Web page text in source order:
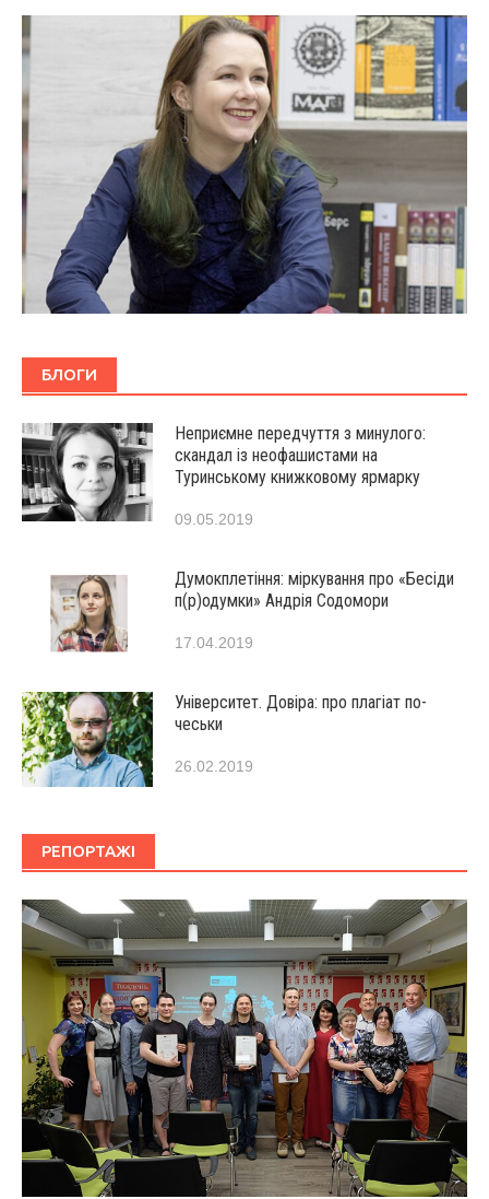
БЛОГИ
Неприємне передчуття з минулого:
скандал із неофашистами на
Туринському книжковому ярмарку
09.05.2019
Думокплетіння: міркування про «Бесіди
п(р)одумки» Андрія Содомори
17.04.2019
Університет. Довіра: про плагіат по-
чеськи
26.02.2019
РЕПОРТАЖІ